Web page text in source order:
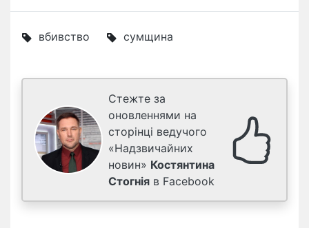
вбивство сумщина
Стежте за
оновленнями на
сторінці ведучого
«Надзвичайних
новин» Костянтина
Стогнія в Facebook